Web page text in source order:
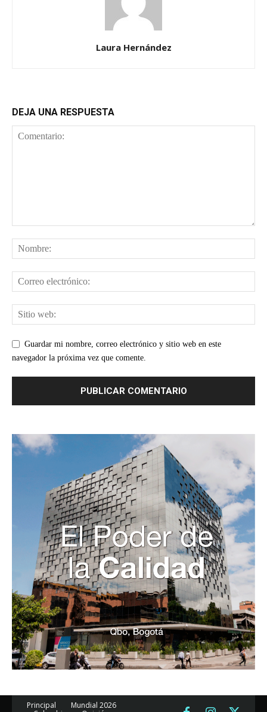
Laura Hernández
DEJA UNA RESPUESTA
Guardar mi nombre, correo electrónico y sitio web en este
navegador la próxima vez que comente.
Principal
Mundial 2026